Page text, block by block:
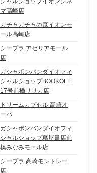
マ高崎店
ガチャガチャの森イオンモ
ール高崎店
シープラ アゼリアモール
店
ガシャポンバンダイオフィ
シャルショップBOOKOFF
17号前橋リリカ店
ドリームカプセル 高崎オ
ーパ
ガシャポンバンダイオフィ
シャルショップ蔦屋書店前
橋みなみモール店
シープラ 高崎モントレー
店